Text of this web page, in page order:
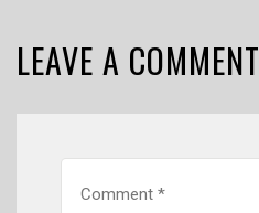
LEAVE A COMMENT